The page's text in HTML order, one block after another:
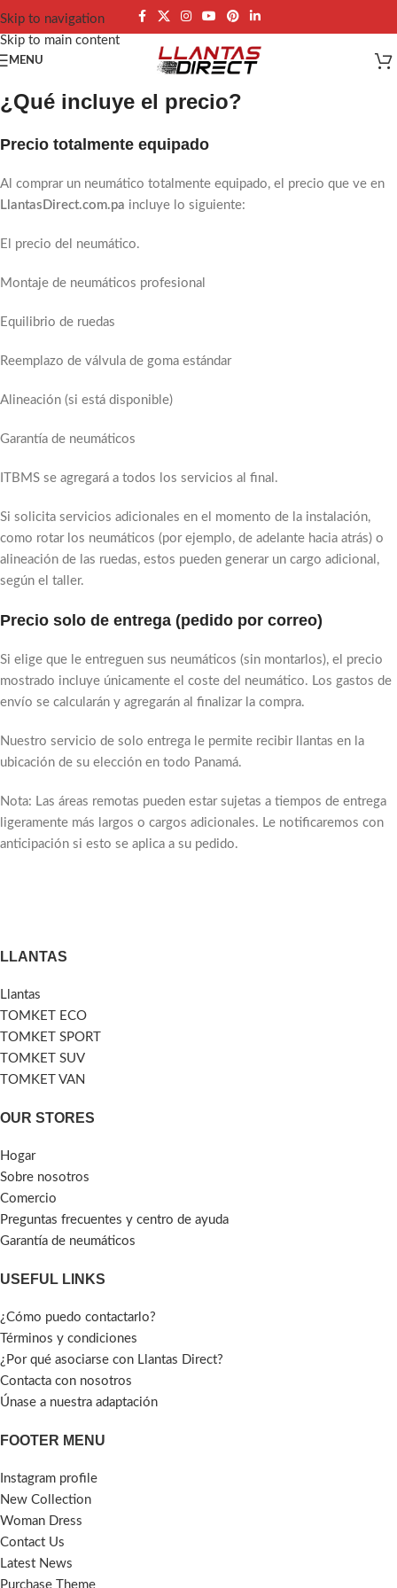
Skip to navigation
Skip to main content
MENU
¿Qué incluye el precio?
Precio totalmente equipado
Al comprar un neumático totalmente equipado, el precio que ve en
LlantasDirect.com.pa incluye lo siguiente:
El precio del neumático.
Montaje de neumáticos profesional
Equilibrio de ruedas
Reemplazo de válvula de goma estándar
Alineación (si está disponible)
Garantía de neumáticos
ITBMS se agregará a todos los servicios al final.
Si solicita servicios adicionales en el momento de la instalación,
como rotar los neumáticos (por ejemplo, de adelante hacia atrás) o
alineación de las ruedas, estos pueden generar un cargo adicional,
según el taller.
Precio solo de entrega (pedido por correo)
Si elige que le entreguen sus neumáticos (sin montarlos), el precio
mostrado incluye únicamente el coste del neumático. Los gastos de
envío se calcularán y agregarán al finalizar la compra.
Nuestro servicio de solo entrega le permite recibir llantas en la
ubicación de su elección en todo Panamá.
Nota: Las áreas remotas pueden estar sujetas a tiempos de entrega
ligeramente más largos o cargos adicionales. Le notificaremos con
anticipación si esto se aplica a su pedido.
LLANTAS
Llantas
TOMKET ECO
TOMKET SPORT
TOMKET SUV
TOMKET VAN
OUR STORES
Hogar
Sobre nosotros
Comercio
Preguntas frecuentes y centro de ayuda
Garantía de neumáticos
USEFUL LINKS
¿Cómo puedo contactarlo?
Términos y condiciones
¿Por qué asociarse con Llantas Direct?
Contacta con nosotros
Únase a nuestra adaptación
FOOTER MENU
Instagram profile
New Collection
Woman Dress
Contact Us
Latest News
Purchase Theme